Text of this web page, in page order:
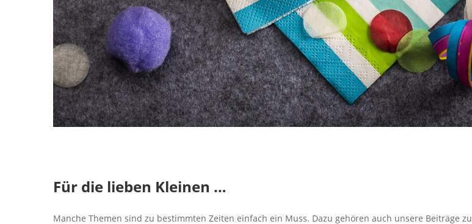
Für die lieben Kleinen …
Manche Themen sind zu bestimmten Zeiten einfach ein Muss. Dazu gehören auch unsere Beiträge zu